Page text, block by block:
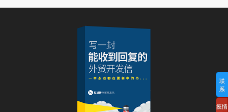
联
系
疫情